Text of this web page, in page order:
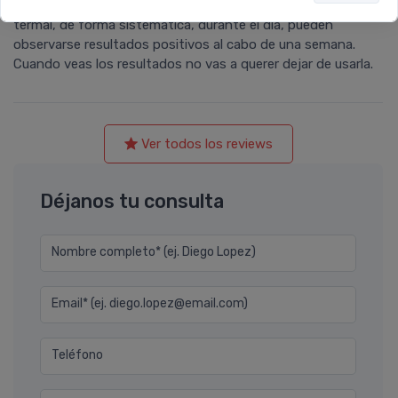
delicadas. Aplicada después de la limpieza facial y el agua
termal, de forma sistemática, durante el día, pueden
observarse resultados positivos al cabo de una semana.
Cuando veas los resultados no vas a querer dejar de usarla.
Ver todos los reviews
Déjanos tu consulta
Nombre completo* (ej. Diego Lopez)
Email* (ej. diego.lopez@email.com)
Teléfono